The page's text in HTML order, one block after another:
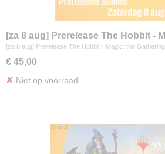
[za 8 aug] Prerelease The Hobbit -
[za 8 aug] Prerelease The Hobbit - Magic: the
€ 45,00
✘ Niet op voorraad